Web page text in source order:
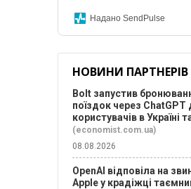
Надано SendPulse
НОВИНИ ПАРТНЕРІВ
Bolt запустив
поїздок через ChatGPT
користувачів в Україні
(economist.com.ua)
08.08.2026
OpenAI відповіла на
Apple у крадіжці